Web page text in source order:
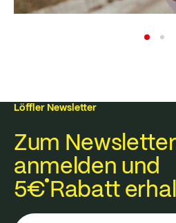
Löffler Newsletter
Zum Newsletter
anmelden und
5€Rabatt